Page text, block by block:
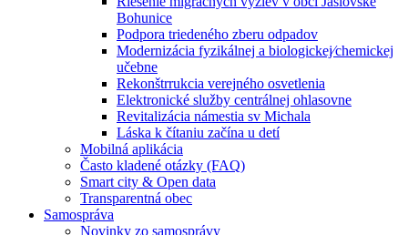
Bohunice
Podpora triedeného zberu odpadov
Modernizácia fyzikálnej a biologickej⁄chemickej
učebne
Rekonštrrukcia verejného osvetlenia
Elektronické služby centrálnej ohlasovne
Revitalizácia námestia sv Michala
Láska k čítaniu začína u detí
Mobilná aplikácia
Často kladené otázky (FAQ)
Smart city & Open data
Transparentná obec
Samospráva
Novinky zo samosprávy